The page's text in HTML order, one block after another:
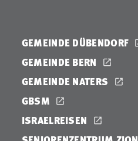
GEMEINDE DÜBENDORF
GEMEINDE BERN
GEMEINDE NATERS
GBSM
ISRAELREISEN